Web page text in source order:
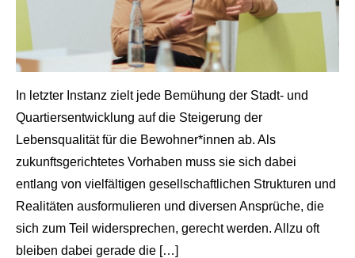
In letzter Instanz zielt jede Bemühung der Stadt- und
Quartiersentwicklung auf die Steigerung der
Lebensqualität für die Bewohner*innen ab. Als
zukunftsgerichtetes Vorhaben muss sie sich dabei
entlang von vielfältigen gesellschaftlichen Strukturen und
Realitäten ausformulieren und diversen Ansprüche, die
sich zum Teil widersprechen, gerecht werden. Allzu oft
bleiben dabei gerade die […]